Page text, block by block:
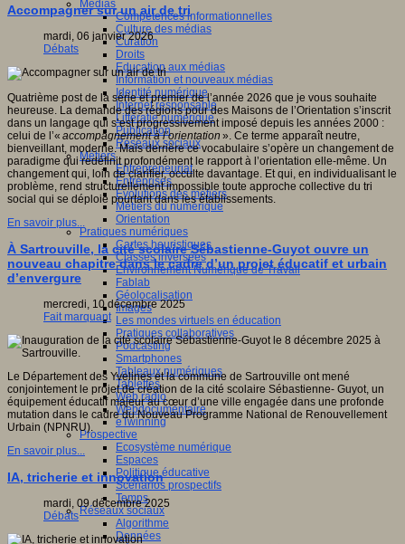
Médias
Compétences informationnelles
Culture des médias
Curation
Droits
Education aux médias
Information et nouveaux médias
Identité numérique
Internet responsable
Littératie numérique
Publication
Réseaux sociaux
Métiers
Entrepreneuriat
Entreprises
Evolutions des métiers
Métiers du numérique
Orientation
Pratiques numériques
Cartes heuristiques
Classes inversées
Environnement Numérique de Travail
Fablab
Géolocalisation
Images
Les mondes virtuels en éducation
Pratiques collaboratives
Podcasting
Smartphones
Tableaux numériques
Tablettes
Web radio
Webdocumentaire
eTwinning
Prospective
Ecosystème numérique
Espaces
Politique éducative
Scénarios prospectifs
Temps
Réseaux sociaux
Algorithme
Données
Accompagner sur un air de tri
mardi, 06 janvier 2026
Débats
Quatrième post de la série et premier de l’année 2026 que je vous souhaite
heureuse. La demande des régions pour des Maisons de l’Orientation s’inscrit
dans un langage qui s’est progressivement imposé depuis les années 2000 :
celui de l’« accompagnement à l’orientation ». Ce terme apparaît neutre,
bienveillant, moderne. Mais derrière ce vocabulaire s’opère un changement de
paradigme qui redéfinit profondément le rapport à l’orientation elle-même. Un
changement qui, loin de clarifier, occulte davantage. Et qui, en individualisant le
problème, rend structurellement impossible toute approche collective du tri
social qui se déploie pourtant dans les établissements.
En savoir plus...
À Sartrouville, la cité scolaire Sébastienne-Guyot ouvre un
nouveau chapitre dans le cadre d’un projet éducatif et urbain
d’envergure
mercredi, 10 décembre 2025
Fait marquant
Le Département des Yvelines et la commune de Sartrouville ont mené
conjointement le projet de création de la cité scolaire Sébastienne- Guyot, un
équipement éducatif majeur au cœur d’une ville engagée dans une profonde
mutation dans le cadre du Nouveau Programme National de Renouvellement
Urbain (NPNRU).
En savoir plus...
IA, tricherie et innovation
mardi, 09 décembre 2025
Débats